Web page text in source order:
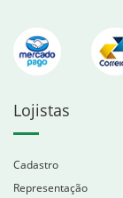
Lojistas
Cadastro
Representação